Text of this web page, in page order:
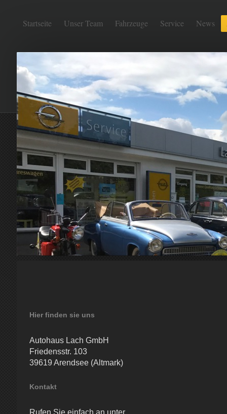
Startseite Unser Team Fahrzeuge Service News
Hier finden sie uns
Autohaus Lach GmbH
Friedensstr. 103
39619 Arendsee (Altmark)
Kontakt